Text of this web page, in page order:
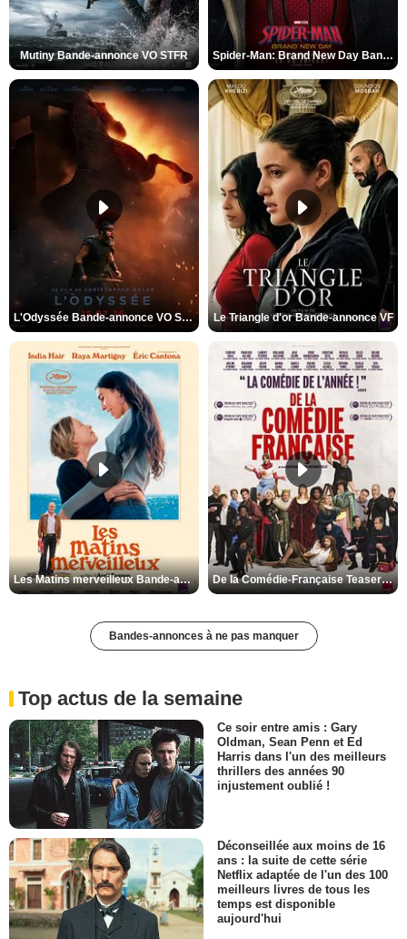
Mutiny Bande-annonce VO STFR Spider-Man: Brand New Day Bande-annonce VO STFR
L'Odyssée Bande-annonce VO STFR Le Triangle d'or Bande-annonce VF
Les Matins merveilleux Bande-annonce VF De la Comédie-Française Teaser VF
Bandes-annonces à ne pas manquer
Top actus de la semaine
Ce soir entre amis : Gary
Oldman, Sean Penn et Ed
Harris dans l'un des meilleurs
thrillers des années 90
injustement oublié !
Déconseillée aux moins de 16
ans : la suite de cette série
Netflix adaptée de l'un des 100
meilleurs livres de tous les
temps est disponible
aujourd'hui